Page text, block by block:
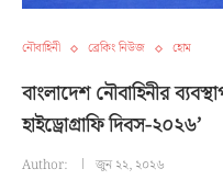
নৌবাহিনী ব্রেকিং নিউজ হোম
বাংলাদেশ নৌবাহিনীর
হাইড্রোগ্রাফি দিবস-২০২৬’
Author: জুন ২২, ২০২৬